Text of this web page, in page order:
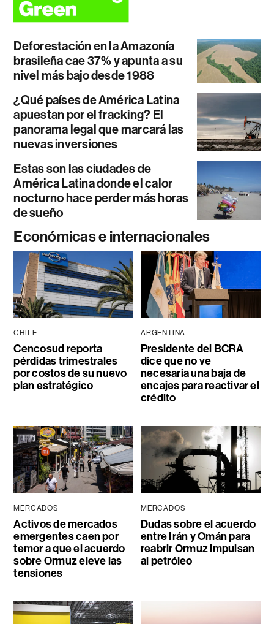
Deforestación en la Amazonía
brasileña cae 37% y apunta a su
nivel más bajo desde 1988
¿Qué países de América Latina
apuestan por el fracking? El
panorama legal que marcará las
nuevas inversiones
Estas son las ciudades de
América Latina donde el calor
nocturno hace perder más horas
de sueño
Económicas e internacionales
CHILE
Cencosud reporta
pérdidas trimestrales
por costos de su nuevo
plan estratégico
ARGENTINA
Presidente del BCRA
dice que no ve
necesaria una baja de
encajes para reactivar el
crédito
MERCADOS
Activos de mercados
emergentes caen por
temor a que el acuerdo
sobre Ormuz eleve las
tensiones
MERCADOS
Dudas sobre el acuerdo
entre Irán y Omán para
reabrir Ormuz impulsan
al petróleo